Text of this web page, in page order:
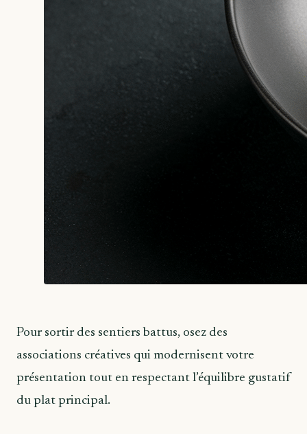
Pour sortir des sentiers battus, osez des
associations créatives qui modernisent votre
présentation tout en respectant l’équilibre gustatif
du plat principal.